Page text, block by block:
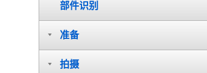
部件识别
准备
拍摄